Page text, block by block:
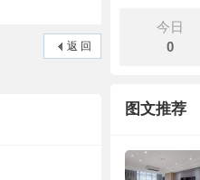
返 回
今日
0
图文推荐